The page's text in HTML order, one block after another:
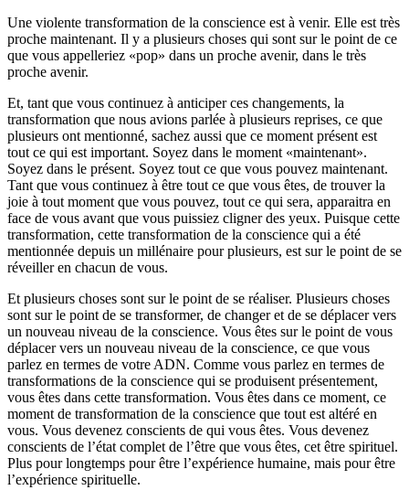
Une violente transformation de la conscience est à venir. Elle est très
proche maintenant. Il y a plusieurs choses qui sont sur le point de ce
que vous appelleriez «pop» dans un proche avenir, dans le très
proche avenir.
Et, tant que vous continuez à anticiper ces changements, la
transformation que nous avions parlée à plusieurs reprises, ce que
plusieurs ont mentionné, sachez aussi que ce moment présent est
tout ce qui est important. Soyez dans le moment «maintenant».
Soyez dans le présent. Soyez tout ce que vous pouvez maintenant.
Tant que vous continuez à être tout ce que vous êtes, de trouver la
joie à tout moment que vous pouvez, tout ce qui sera, apparaitra en
face de vous avant que vous puissiez cligner des yeux. Puisque cette
transformation, cette transformation de la conscience qui a été
mentionnée depuis un millénaire pour plusieurs, est sur le point de se
réveiller en chacun de vous.
Et plusieurs choses sont sur le point de se réaliser. Plusieurs choses
sont sur le point de se transformer, de changer et de se déplacer vers
un nouveau niveau de la conscience. Vous êtes sur le point de vous
déplacer vers un nouveau niveau de la conscience, ce que vous
parlez en termes de votre ADN. Comme vous parlez en termes de
transformations de la conscience qui se produisent présentement,
vous êtes dans cette transformation. Vous êtes dans ce moment, ce
moment de transformation de la conscience que tout est altéré en
vous. Vous devenez conscients de qui vous êtes. Vous devenez
conscients de l’état complet de l’être que vous êtes, cet être spirituel.
Plus pour longtemps pour être l’expérience humaine, mais pour être
l’expérience spirituelle.